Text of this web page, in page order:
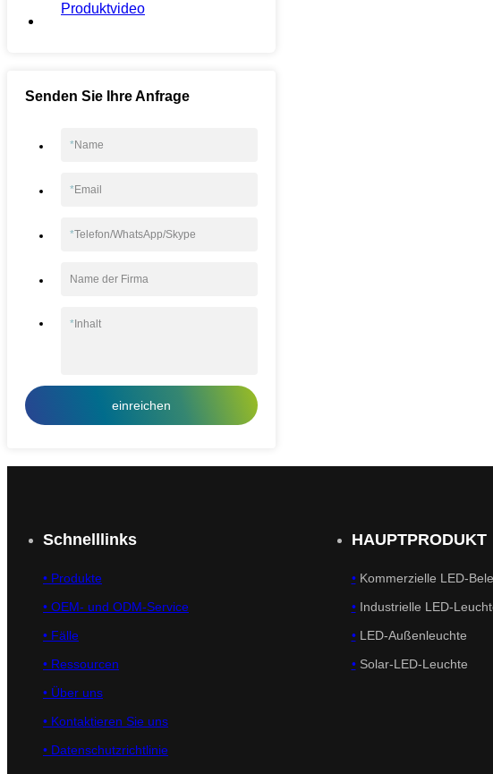
Produktvideo
Senden Sie Ihre Anfrage
*Name
*Email
*Telefon/WhatsApp/Skype
Name der Firma
* Inhalt
einreichen
Schnelllinks
• Produkte
• OEM- und ODM-Service
• Fälle
• Ressourcen
• Über uns
• Kontaktieren Sie uns
• Datenschutzrichtlinie
HAUPTPRODUKT
•Kommerzielle LED-
•Industrielle LED-
•LED-Außenleuchte
•Solar-LED-Leuchte